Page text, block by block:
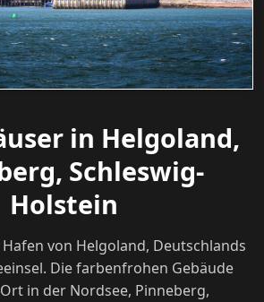
in Helgoland,
Schleswig-
Holstein
von Helgoland, Deutschlands
Die farbenfrohen Gebäude
in der Nordsee, Pinneberg,